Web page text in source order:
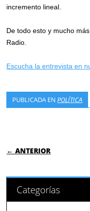
incremento lineal.
De todo esto y mucho
Radio.
Escucha la entrevista en
PUBLICADA ENPOLÍTICA
← ANTERIOR
Categorías